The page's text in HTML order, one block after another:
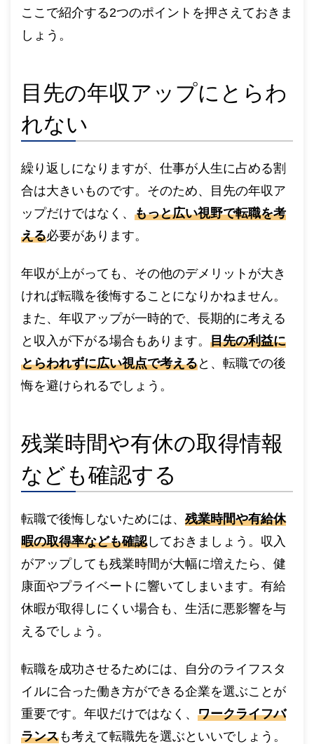
ここで紹介する2つのポイントを押さえておきま
しょう。
目先の年収アップにとらわ
れない
繰り返しになりますが、仕事が人生に占める割
合は大きいものです。そのため、目先の年収ア
ップだけではなく、 もっと広い視野で転職を考
える必要があります。
年収が上がっても、その他のデメリットが大き
ければ転職を後悔することになりかねません。
また、年収アップが一時的で、長期的に考える
と収入が下がる場合もあります。 目先の利益に
とらわれずに広い視点で考えると、転職での後
悔を避けられるでしょう。
残業時間や有休の取得情報
なども確認する
転職で後悔しないためには、 残業時間や有給休
暇の取得率なども確認しておきましょう。収入
がアップしても残業時間が大幅に増えたら、健
康面やプライベートに響いてしまいます。有給
休暇が取得しにくい場合も、生活に悪影響を与
えるでしょう。
転職を成功させるためには、自分のライフスタ
イルに合った働き方ができる企業を選ぶことが
重要です。年収だけではなく、 ワークライフバ
ランスも考えて転職先を選ぶといいでしょう。